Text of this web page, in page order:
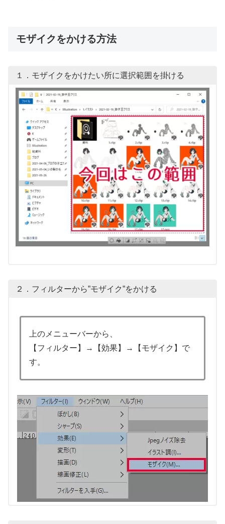
モザイクをかける方法
１．モザイクをかけたい所に選択範囲を掛ける
２．フィルターから”モザイク”をかける
上のメニューバーから、
【フィルター】→【効果】→【モザイク】で
す。